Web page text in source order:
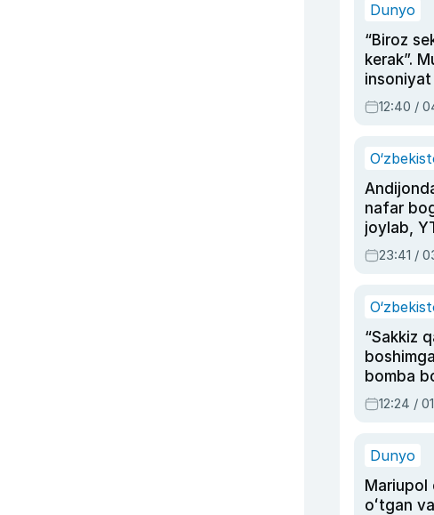
Dunyo
“Biroz
kerak”.
insoniyat
olmay
12:40 /
nafar
joylab,
ayolga
23:41 /
“Sakkiz
bomba
Oripovni
12:24 /
Dunyo
Mariupol
oʻtgan